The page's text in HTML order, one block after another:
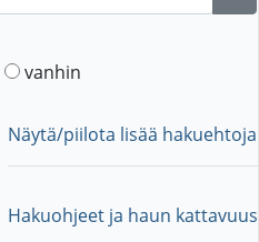
vanhin
Näytä/piilota lisää hakuehtoja
Hakuohjeet ja haun kattavuus